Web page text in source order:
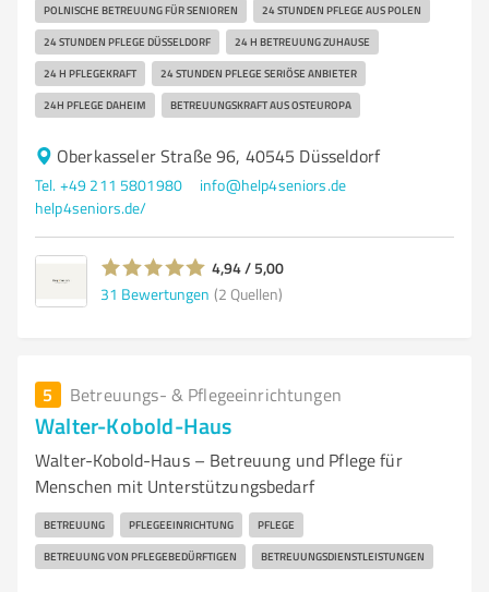
POLNISCHE BETREUUNG FÜR SENIOREN 24 STUNDEN PFLEGE AUS POLEN
24 STUNDEN PFLEGE DÜSSELDORF 24 H BETREUUNG ZUHAUSE
24 H PFLEGEKRAFT 24 STUNDEN PFLEGE SERIÖSE ANBIETER
24H PFLEGE DAHEIM BETREUUNGSKRAFT AUS OSTEUROPA
Oberkasseler Straße 96, 40545 Düsseldorf
Tel. +49 211 5801980
info@help4seniors.de
help4seniors.de/
4,94 / 5,00
31 Bewertungen (2 Quellen)
5 Betreuungs- & Pflegeeinrichtungen
Walter-Kobold-Haus
Walter-Kobold-Haus – Betreuung und Pflege für
Menschen mit Unterstützungsbedarf
BETREUUNG PFLEGEEINRICHTUNG PFLEGE
BETREUUNG VON PFLEGEBEDÜRFTIGEN BETREUUNGSDIENSTLEISTUNGEN